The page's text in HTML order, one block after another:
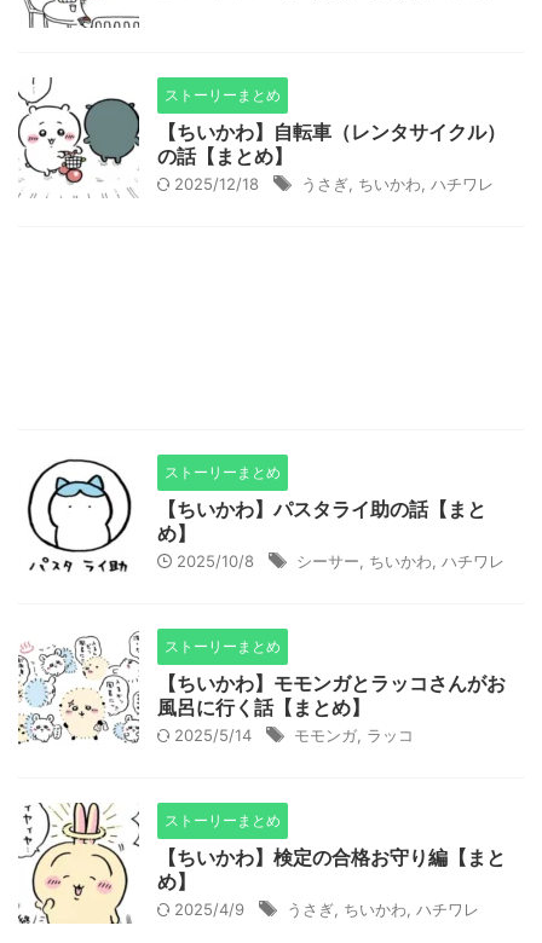
ストーリーまとめ
【ちいかわ】自転車（レンタサイクル）
の話【まとめ】
2025/12/18 うさぎ ちいかわ ハチワレ
ストーリーまとめ
【ちいかわ】パスタライ助の話【まと
め】
2025/10/8 シーサー ちいかわ ハチワレ
ストーリーまとめ
【ちいかわ】モモンガとラッコさんがお
風呂に行く話【まとめ】
2025/5/14 モモンガ ラッコ
ストーリーまとめ
【ちいかわ】検定の合格お守り編【まと
め】
2025/4/9 うさぎ ちいかわ ハチワレ